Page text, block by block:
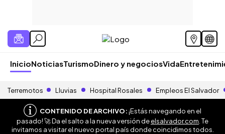
InicioNoticiasTurismoDinero y negociosVida
Terremotos Lluvias Hospital Rosales Empleos El Salvador
CONTENIDO DE ARCHIVO:¡Estás navegando en el
pasado! 🚀 Da el salto a la nueva versión deelsalvador.com . Te
invitamos a visitar el nuevo portal país donde coincidimos todos.